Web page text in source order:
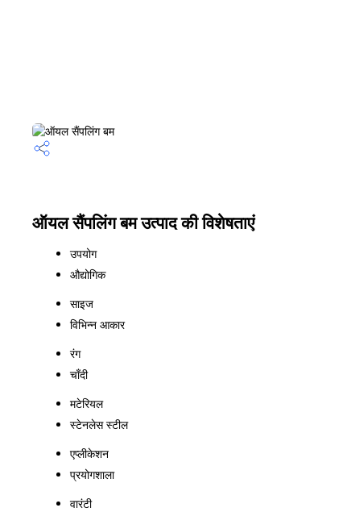
ऑयल सैंपलिंग बम उत्पाद की विशेषताएं
उपयोग
औद्योगिक
साइज
विभिन्न आकार
रंग
चाँदी
मटेरियल
स्टेनलेस स्टील
एप्लीकेशन
प्रयोगशाला
वारंटी